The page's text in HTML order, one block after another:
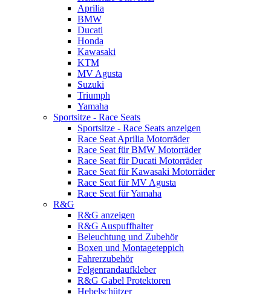
Aprilia
BMW
Ducati
Honda
Kawasaki
KTM
MV Agusta
Suzuki
Triumph
Yamaha
Sportsitze - Race Seats
Sportsitze - Race Seats anzeigen
Race Seat Aprilia Motorräder
Race Seat für BMW Motorräder
Race Seat für Ducati Motorräder
Race Seat für Kawasaki Motorräder
Race Seat für MV Agusta
Race Seat für Yamaha
R&G
R&G anzeigen
R&G Auspuffhalter
Beleuchtung und Zubehör
Boxen und Montageteppich
Fahrerzubehör
Felgenrandaufkleber
R&G Gabel Protektoren
Hebelschützer